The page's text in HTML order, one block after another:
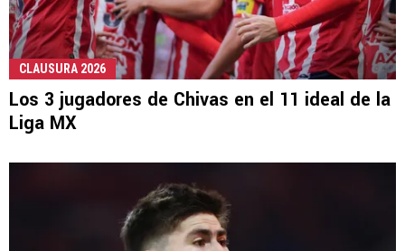
CLAUSURA 2026
Los 3 jugadores de Chivas en el 11 ideal de la
Liga MX